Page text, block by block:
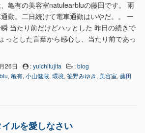
亀有の美容室natulearbluの藤田です。 雨
勤。二日続けて電車通勤はいやだ。。 一
たり前だけどハッとした 昨日の続きで
っとした言葉から感心し、当たり前であっ
26日 :yuichifujita :blog
, 亀有, 小山健蔵, 環境, 笹野みゆき, 美容室, 藤田
ルを愛しなさい